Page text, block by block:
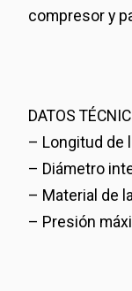
compresor y
DATOS
– Longitud de
– Diámetro
– Material de
– Presión